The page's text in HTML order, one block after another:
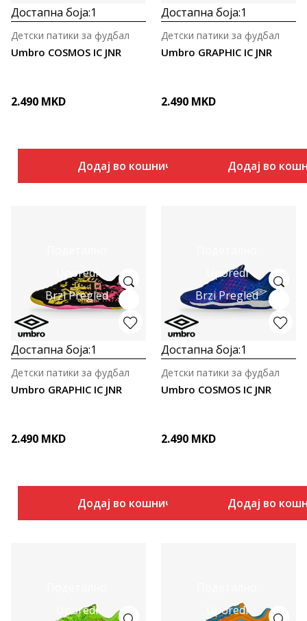
Достапна боја:1
Umbro COSMOS IC JNR
Детски патики за фудбал
2.490 MKD
Додај во кошничка
Достапна боја:1
Umbro GRAPHIC IC JNR
Детски патики за фудбал
2.490 MKD
Додај во
Uporedi
Brzi Pregled
Достапна боја:1
Umbro GRAPHIC IC JNR
Детски патики за фудбал
2.490 MKD
Додај во кошничка
Uporedi
Brzi Pregled
Достапна боја:1
Umbro COSMOS IC JNR
Детски патики за фудбал
2.490 MKD
Додај во
Uporedi
Uporedi